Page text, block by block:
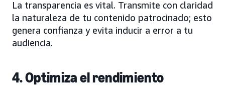
La transparencia es vital. Transmite con claridad
la naturaleza de tu contenido patrocinado; esto
genera confianza y evita inducir a error a tu
audiencia.
4. Optimiza el rendimiento